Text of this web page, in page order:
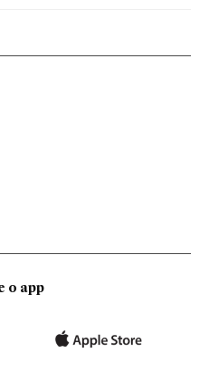
o app